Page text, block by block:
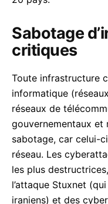
Sabotage
critiques
Toute infrastructure
informatique
réseaux de
gouvernementaux et
sabotage, car celui-
réseau. Les
les plus
l’attaque Stuxnet
iraniens) et des